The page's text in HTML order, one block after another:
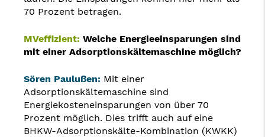
70 Prozent betragen.
MVeffizient: Welche Energieeinsparungen sind
mit einer Adsorptionskältemaschine möglich?
Sören Paulußen: Mit einer
Adsorptionskältemaschine sind
Energiekosteneinsparungen von über 70
Prozent möglich. Dies trifft auch auf eine
BHKW-Adsorptionskälte-Kombination (KWKK)